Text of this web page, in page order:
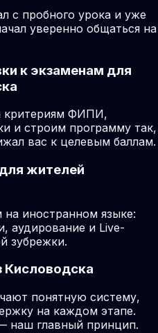
с пробного урока и уже
уверенно общаться на
к экзаменам для
критериям ФИПИ,
и строим программу так,
вас к целевым баллам.
жителей
на иностранном языке:
аудирование и Live-
зубрежки.
Кисловодска
понятную систему,
на каждом этапе.
наш главный принцип.